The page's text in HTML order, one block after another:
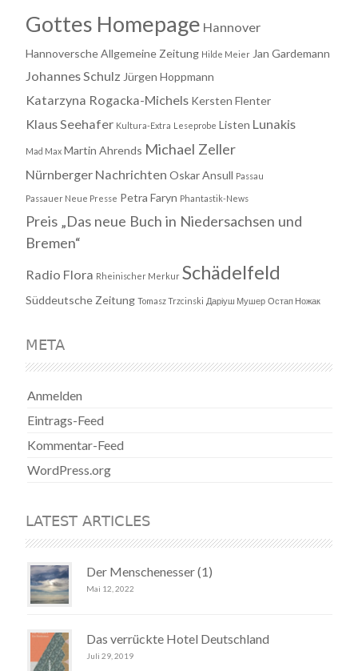
Gottes Homepage Hannover
Hannoversche Allgemeine Zeitung Hilde Meier Jan Gardemann
Johannes Schulz Jürgen Hoppmann
Katarzyna Rogacka-Michels Kersten Flenter
Klaus Seehafer Kultura-Extra Leseprobe Listen Lunakis
Mad Max Martin Ahrends Michael Zeller
Nürnberger Nachrichten Oskar Ansull Passau
Passauer Neue Presse Petra Faryn Phantastik-News
Preis „Das neue Buch in Niedersachsen und
Bremen“
Radio Flora Rheinischer Merkur Schädelfeld
Süddeutsche Zeitung Tomasz Trzcinski Даріуш Мушер Остап Ножак
META
Anmelden
Eintrags-Feed
Kommentar-Feed
WordPress.org
LATEST ARTICLES
Der Menschenesser (1)
Mai 12, 2022
Das verrückte Hotel Deutschland
Juli 29, 2019